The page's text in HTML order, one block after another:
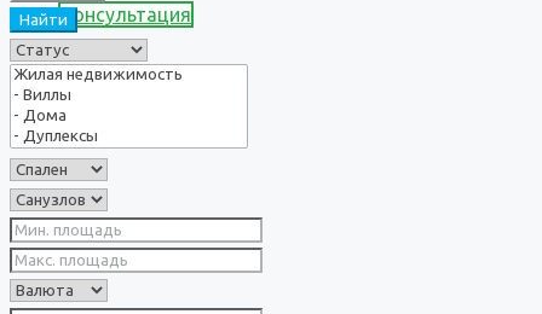
Консультация
Найти